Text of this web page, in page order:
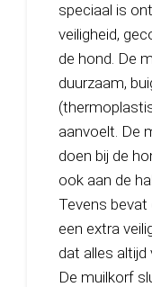
speciaal is
veiligheid,
de hond. De
duurzaam,
aanvoelt. De
doen bij de
ook aan de
Tevens
een extra
dat alles altijd
De muilkorf